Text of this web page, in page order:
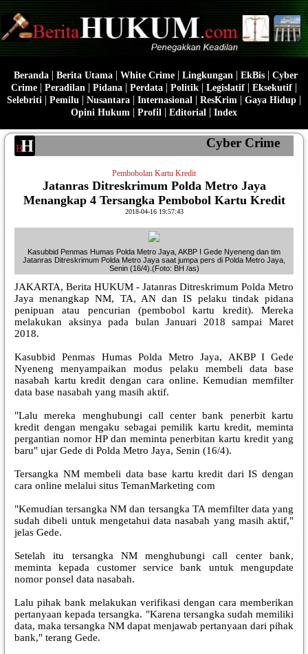
Beranda| Berita Utama| White Crime| Lingkungan | EkBis| Cyber
Crime | Peradilan | Pidana | Perdata | Politik | Legislatif | Eksekutif |
Selebriti | Pemilu | Nusantara | Internasional | ResKrim | Gaya Hidup |
Opini Hukum | Profil | Editorial | Index
Cyber Crime
Pembobolan Kartu Kredit
Jatanras Ditreskrimum Polda Metro Jaya
Menangkap 4 Tersangka Pembobol Kartu Kredit
2018-04-16 19:57:43
Kasubbid Penmas Humas Polda Metro Jaya, AKBP I Gede Nyeneng dan tim
Jatanras Ditreskrimum Polda Metro Jaya saat jumpa pers di Polda Metro Jaya,
Senin (16/4).(Foto: BH /as)
JAKARTA, Berita HUKUM - Jatanras Ditreskrimum Polda Metro
Jaya menangkap NM, TA, AN dan IS pelaku tindak pidana
penipuan atau pencurian (pembobol kartu kredit). Mereka
melakukan aksinya pada bulan Januari 2018 sampai Maret
2018.
Kasubbid Penmas Humas Polda Metro Jaya, AKBP I Gede
Nyeneng menyampaikan modus pelaku membeli data base
nasabah kartu kredit dengan cara online. Kemudian memfilter
data base nasabah yang masih aktif.
"Lalu mereka menghubungi call center bank penerbit kartu
kredit dengan mengaku sebagai pemilik kartu kredit, meminta
pergantian nomor HP dan meminta penerbitan kartu kredit yang
baru" ujar Gede di Polda Metro Jaya, Senin (16/4).
Tersangka NM membeli data base kartu kredit dari IS dengan
cara online melalui situs TemanMarketing com
"Kemudian tersangka NM dan tersangka TA memfilter data yang
sudah dibeli untuk mengetahui data nasabah yang masih aktif,"
jelas Gede.
Setelah itu tersangka NM menghubungi call center bank,
meminta kepada customer service bank untuk mengupdate
nomor ponsel data nasabah.
Lalu pihak bank melakukan verifikasi dengan cara memberikan
pertanyaan kepada tersangka. "Karena tersangka sudah memiliki
data, maka tersangka NM dapat menjawab pertanyaan dari pihak
bank," terang Gede.